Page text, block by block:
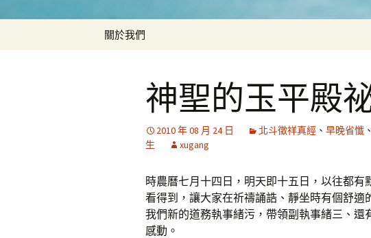
關於我們
神聖的玉平殿
2010 年 08 月 24 日 北斗徵祥真經 、 早晚省懺 、
生
xugang
時農曆七月十四日，明天即十五日，以往都
看得到，讓大家在祈禱誦誥、靜坐時有個舒
我們新的道務執事緒污，帶領副執事緒三、
感動。